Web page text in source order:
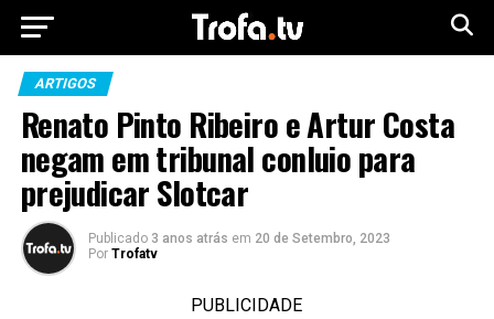
ARTIGOS
Renato Pinto Ribeiro e Artur Costa
negam em tribunal conluio para
prejudicar Slotcar
Publicado 3 anos atrás em 20 de Setembro, 2023
Por Trofatv
PUBLICIDADE